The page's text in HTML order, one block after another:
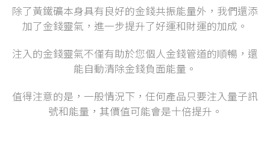
除了黃鐵礦本身具有良好的金錢共振能量外，我們還添
加了金錢靈氣，進一步提升了好運和財運的加成。
注入的金錢靈氣不僅有助於您個人金錢管道的順暢，還
能自動清除金錢負面能量。
值得注意的是，一般情況下，任何產品只要注入量子訊
號和能量，其價值可能會是十倍提升。